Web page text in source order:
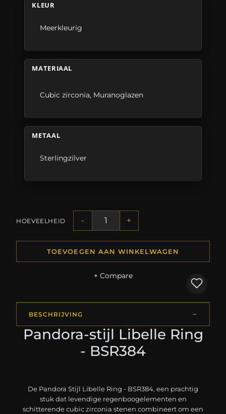
KLEUR
Meerkleurig
MATERIAAL
Cubic zirconia, Muranoglazen
METAAL
Sterlingzilver
HOEVEELHEID - +
TOEVOEGEN AAN WINKELWAGEN
+ Compare
BESCHRIJVING
Pandora-stijl Libelle Ring
- BSR384
De Pandora Stijl Libelle Ring - BSR384, een prachtig
stuk dat levendige regenboogelementen en
schitterende cubic zirconia stenen combineert om een